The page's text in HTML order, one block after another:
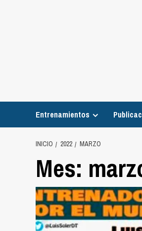
Entrenamientos
INICIO 2022 MARZO
Mes: